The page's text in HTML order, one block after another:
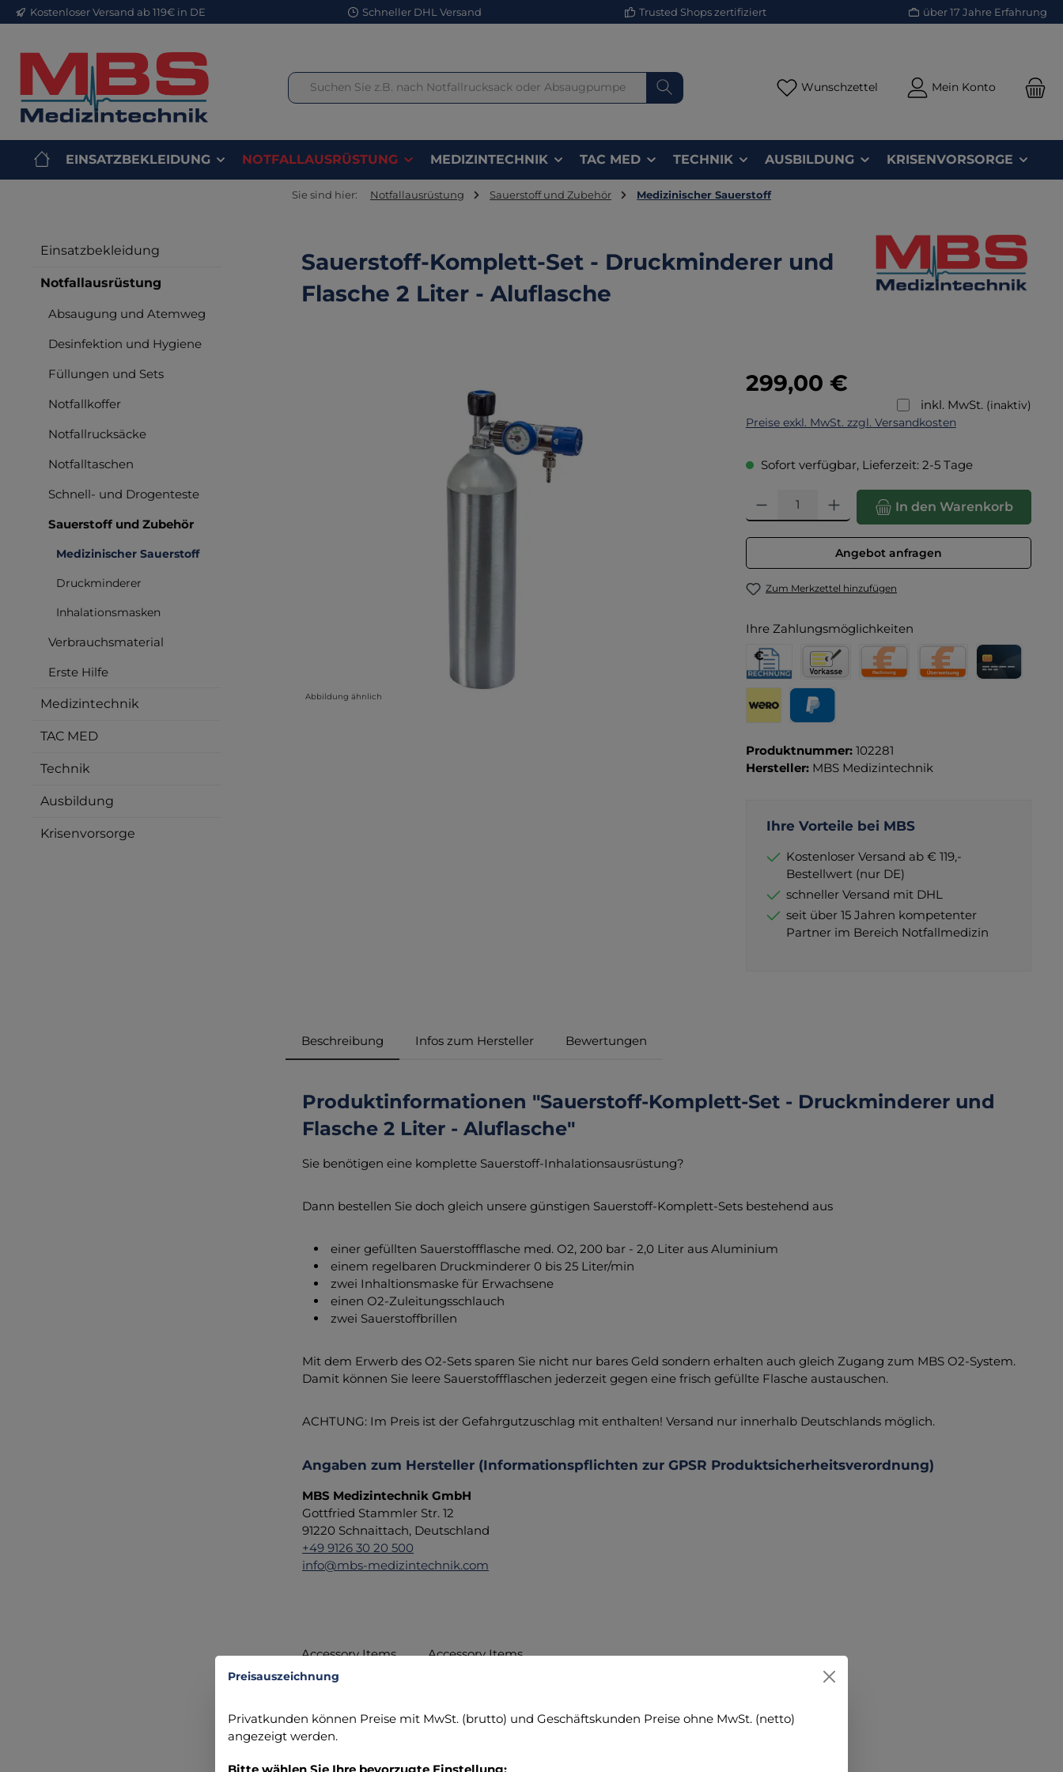
Hauptinhalt springen
Zur Suche springen
Zur Hauptnavigation springen
Kostenloser Versand ab 119€ in DE Schneller DHL Versand Trusted Shops zertifiziert über 17 Jahre Erfahrung
Wunschzettel Du hast 0 Produkte auf dem
Mein Konto
EINSATZBEKLEIDUNG NOTFALLAUSRÜSTUNG MEDIZINTECHNIK TAC MED TECHNIK AUSBILDUNG KRISENVORSORGE
Sie sind hier: Notfallausrüstung Sauerstoff und Zubehör Medizinischer Sauerstoff
Einsatzbekleidung
Notfallausrüstung
Absaugung und Atemweg
Desinfektion und Hygiene
Füllungen und Sets
Notfallkoffer
Notfallrucksäcke
Notfalltaschen
Schnell- und Drogenteste
Sauerstoff und Zubehör
Medizinischer Sauerstoff
Druckminderer
Inhalationsmasken
Verbrauchsmaterial
Erste Hilfe
Medizintechnik
TAC MED
Technik
Ausbildung
Krisenvorsorge
Sauerstoff-Komplett-Set - Druckminderer und
Flasche 2 Liter - Aluflasche
Abbildung ähnlich
Regulärer Preis:
299,00 €
inkl. MwSt. (inaktiv)
Preise exkl. MwSt. zzgl. Versandkosten
Sofort verfügbar, Lieferzeit: 2-5 Tage
Produkt Anzahl: Gib den gewünschten Wert ein oder
In den Warenkorb
Angebot anfragen
Zum Merkzettel hinzufügen
Ihre Zahlungsmöglichkeiten
Rechnung für Behörden
Vorkasse
Produktnummer: 102281
Hersteller: MBS Medizintechnik
Ihre Vorteile bei MBS
Kostenloser Versand ab € 119,-
Bestellwert (nur DE)
schneller Versand mit DHL
seit über 15 Jahren kompetenter
Partner im Bereich Notfallmedizin
Beschreibung Infos zum Hersteller Bewertungen
Produktinformationen "Sauerstoff-Komplett-Set - Druckminderer und
Flasche 2 Liter - Aluflasche"
Sie benötigen eine komplette Sauerstoff-Inhalationsausrüstung?
Dann bestellen Sie doch gleich unsere günstigen Sauerstoff-Komplett-Sets bestehend aus
einer gefüllten Sauerstoffflasche med. O2, 200 bar - 2,0 Liter aus Aluminium
einem regelbaren Druckminderer 0 bis 25 Liter/min
zwei Inhaltionsmaske für Erwachsene
einen O2-Zuleitungsschlauch
zwei Sauerstoffbrillen
Mit dem Erwerb des O2-Sets sparen Sie nicht nur bares Geld sondern erhalten auch gleich Zugang zum MBS O2-System.
Damit können Sie leere Sauerstoffflaschen jederzeit gegen eine frisch gefüllte Flasche austauschen.
ACHTUNG: Im Preis ist der Gefahrgutzuschlag mit enthalten! Versand nur innerhalb Deutschlands möglich.
Angaben zum Hersteller (Informationspflichten zur GPSR Produktsicherheitsverordnung)
MBS Medizintechnik GmbH
Gottfried Stammler Str. 12
91220 Schnaittach, Deutschland
+49 9126 30 20 500
info@mbs-medizintechnik.com
Accessory Items Accessory Items
Preisauszeichnung
Privatkunden können Preise mit MwSt. (brutto) und Geschäftskunden Preise ohne MwSt. (netto)
angezeigt werden.
Bitte wählen Sie Ihre bevorzugte Einstellung: